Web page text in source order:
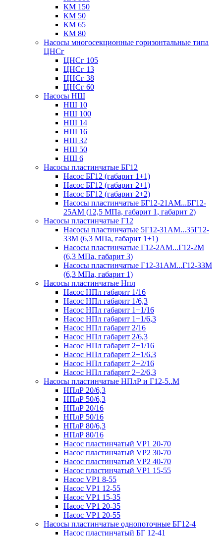
КМ 150
КМ 50
КМ 65
КМ 80
Насосы многосекционные горизонтальные типа
ЦНСг
ЦНСг 105
ЦНСг 13
ЦНСг 38
ЦНСг 60
Насосы НШ
НШ 10
НШ 100
НШ 14
НШ 16
НШ 32
НШ 50
НШ 6
Насосы пластинчатые БГ12
Насос БГ12 (габарит 1+1)
Насос БГ12 (габарит 2+1)
Насос БГ12 (габарит 2+2)
Насосы пластинчатые БГ12-21АМ...БГ12-
25АМ (12,5 МПа, габарит 1, габарит 2)
Насосы пластинчатые Г12
Насосы пластинчатые 5Г12-31АМ...35Г12-
33М (6,3 МПа, габарит 1+1)
Насосы пластинчатые Г12-2АМ...Г12-2М
(6,3 МПа, габарит 3)
Насосы пластинчатые Г12-31АМ...Г12-33М
(6,3 МПа, габарит 1)
Насосы пластинчатые Нпл
Насос НПл габарит 1/16
Насос НПл габарит 1/6,3
Насос НПл габарит 1+1/16
Насос НПл габарит 1+1/6,3
Насос НПл габарит 2/16
Насос НПл габарит 2/6,3
Насос НПл габарит 2+1/16
Насос НПл габарит 2+1/6,3
Насос НПл габарит 2+2/16
Насос НПл габарит 2+2/6,3
Насосы пластинчатые НПлР и Г12-5..М
НПлР 20/6,3
НПлР 50/6,3
НПлР 20/16
НПлР 50/16
НПлР 80/6,3
НПлР 80/16
Насос пластинчатый VP1 20-70
Насос пластинчатый VP2 30-70
Насос пластинчатый VP2 40-70
Насос пластинчатый VP1 15-55
Насос VP1 8-55
Насос VP1 12-55
Насос VP1 15-35
Насос VP1 20-35
Насос VP1 20-55
Насосы пластинчатые однопоточные БГ12-4
Насос пластинчатый БГ 12-41